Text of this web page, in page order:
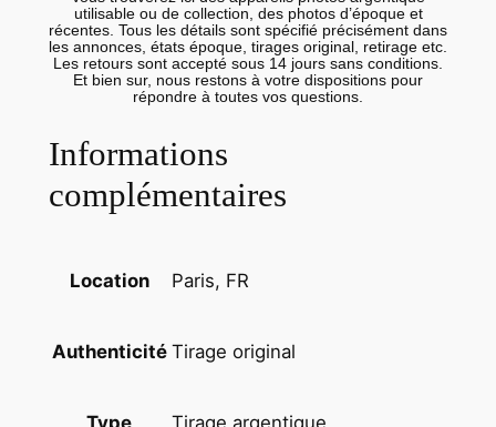
E
N
Q
U
-
utilisable ou de collection, des photos d’époque et
récentes. Tous les détails sont spécifié précisément dans
les annonces, états époque, tirages original, retirage etc.
Les retours sont accepté sous 14 jours sans conditions.
Et bien sur, nous restons à votre dispositions pour
répondre à toutes vos questions.
Informations
complémentaires
Location Paris, FR
Authenticité Tirage original
Tirage argentique